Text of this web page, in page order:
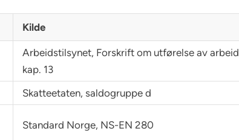
Kilde
Arbeidstilsynet, Forskrift om utførelse av arbeid
kap. 13
Skatteetaten, saldogruppe d
Standard Norge, NS-EN 280